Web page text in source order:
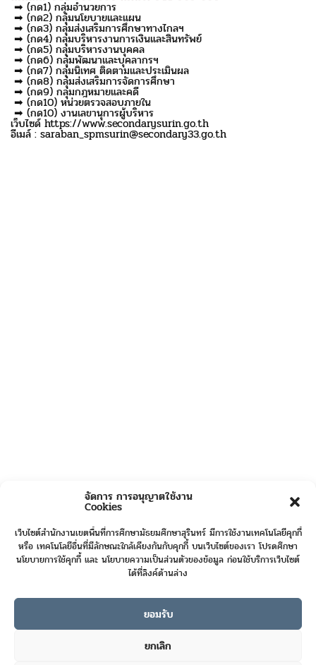
จัดการ การอนุญาตใช้งาน
Cookies
เว็บไซต์สำนักงานเขตพื้นที่การศึกษามัธยมศึกษาสุรินทร์ มีการใช้งานเทคโนโลยีคุกกี้
หรือ เทคโนโลยีอื่นที่มีลักษณะใกล้เคียงกันกับคุกกี้ บนเว็บไซต์ของเรา โปรดศึกษา
นโยบายการใช้คุกกี้ และ นโยบายความเป็นส่วนตัวของข้อมูล ก่อนใช้บริการเว็บไซต์
ได้ที่ลิงค์ด้านล่าง
ยอมรับ
ยกเลิก
➡ (กด1) กลุ่มอำนวยการ
➡ (กด2) กลุ่มนโยบายและแผน
➡ (กด3) กลุ่มส่งเสริมการศึกษาทางไกลฯ
➡ (กด4) กลุ่มบริหารงานการเงินและสินทรัพย์
➡ (กด5) กลุ่มบริหารงานบุคคล
➡ (กด6) กลุ่มพัฒนาและบุคลากรฯ
➡ (กด7) กลุ่มนิเทศ ติดตามและประเมินผล
➡ (กด8) กลุ่มส่งเสริมการจัดการศึกษา
➡ (กด9) กลุ่มกฎหมายและคดี
➡ (กด10) หน่วยตรวจสอบภายใน
➡ (กด10) งานเลขานุการผู้บริหาร
เว็บไซด์ https://www.secondarysurin.go.th
อีเมล์ : saraban_spmsurin@secondary33.go.th